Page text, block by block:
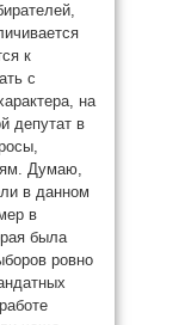
к
с
на
депутат в
Думаю,
в данном
в
была
ровно